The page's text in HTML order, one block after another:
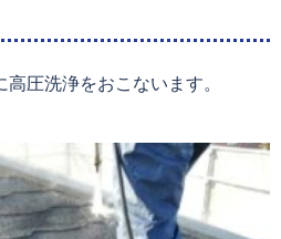
圧洗浄をおこないます。